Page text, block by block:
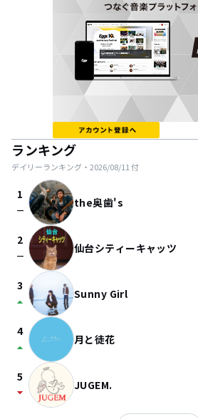
ランキング
デイリーランキング・ 2026/08/11 付
1
check_indeterminate_small the奥歯's
2
check_indeterminate_small 仙台シティーキャッツ
3
arrow_drop_up Sunny Girl
4
arrow_drop_up 月と徒花
5
arrow_drop_down JUGEM.